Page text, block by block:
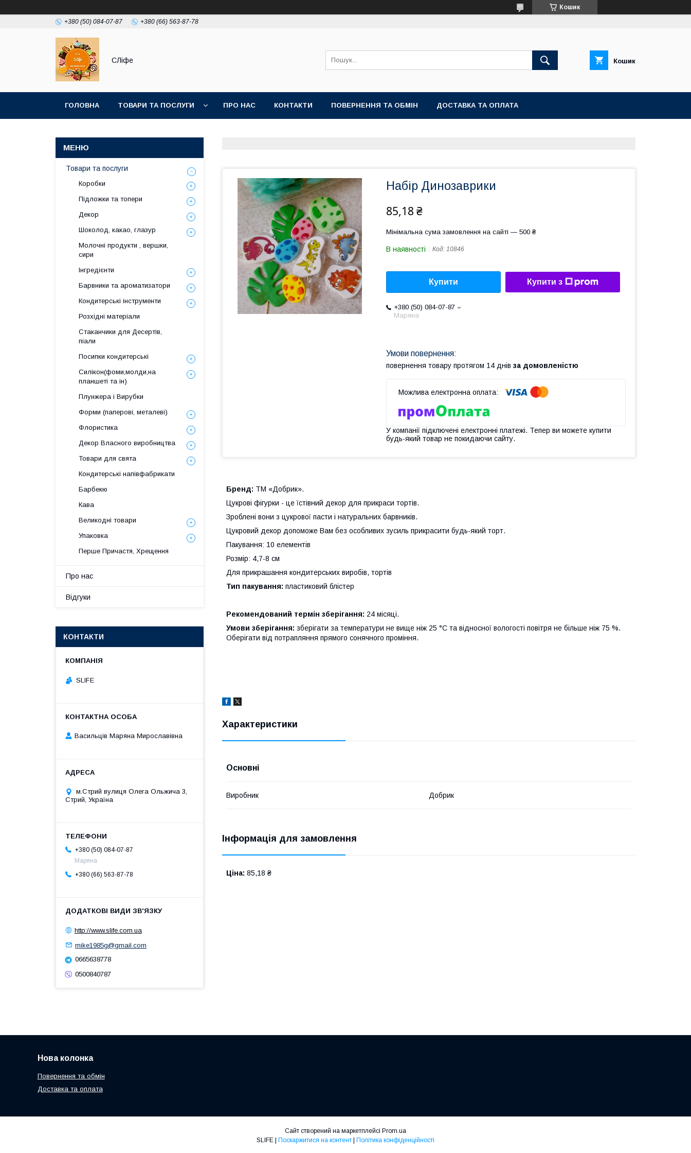
Кошик
+380 (50) 084-07-87 +380 (66) 563-87-78
СЛіфе Кошик
ГОЛОВНА ТОВАРИ ТА ПОСЛУГИ ПРО НАС КОНТАКТИ ПОВЕРНЕННЯ ТА ОБМІН ДОСТАВКА ТА ОПЛАТА
Набір Динозаврики
85,18 ₴
Мінімальна сума замовлення на сайті — 500 ₴
В наявності Код: 10846
Купити Купити з
+380 (50) 084-07-87
Маряна
повернення товару протягом 14 днів за домовленістю
У компанії підключені електронні платежі. Тепер ви можете купити
будь-який товар не покидаючи сайту.
Бренд: ТМ «Добрик».
Цукрові фігурки - це їстівний декор для прикраси тортів.
Зроблені вони з цукрової пасти і натуральних барвників.
Цукровий декор допоможе Вам без особливих зусиль прикрасити будь-який торт.
Пакування: 10 елементів
Розмір: 4,7-8 см
Для прикрашання кондитерських виробів, тортів
Тип пакування: пластиковий блістер
Рекомендований термін зберігання: 24 місяці.
Умови зберігання: зберігати за температури не вище ніж 25 °С та відносної вологості повітря не більше ніж 75 %.
Оберігати від потрапляння прямого сонячного проміння.
Характеристики
Основні
Виробник Добрик
Інформація для замовлення
Ціна: 85,18 ₴
Товари та послуги
Коробки
Підложки та топери
Декор
Шоколод, какао, глазур
Молочні продукти , вершки,
сири
Інгредієнти
Барвники та ароматизатори
Кондитерські інструменти
Розхідні матеріали
Стаканчики для Десертів,
піали
Посипки кондитерські
Силікон(фоми,молди,на
планшеті та ін)
Плунжера і Вирубки
Форми (паперові, металеві)
Флористика
Декор Власного виробництва
Товари для свята
Кондитерські напівфабрикати
Барбекю
Кава
Великодні товари
Упаковка
Перше Причастя, Хрещення
Про нас
Відгуки
КОНТАКТИ
SLIFE
Васильців Маряна Мирославівна
м.Стрий вулиця Олега Ольжича 3,
Стрий, Україна
+380 (50) 084-07-87
Маряна
+380 (66) 563-87-78
http://www.slife.com.ua
mike1985g@gmail.com
0665638778
0500840787
Нова колонка
Повернення та обмін
Доставка та оплата
Сайт створений на маркетплейсі Prom.ua
Поскаржитися на контент Політика конфіденційності